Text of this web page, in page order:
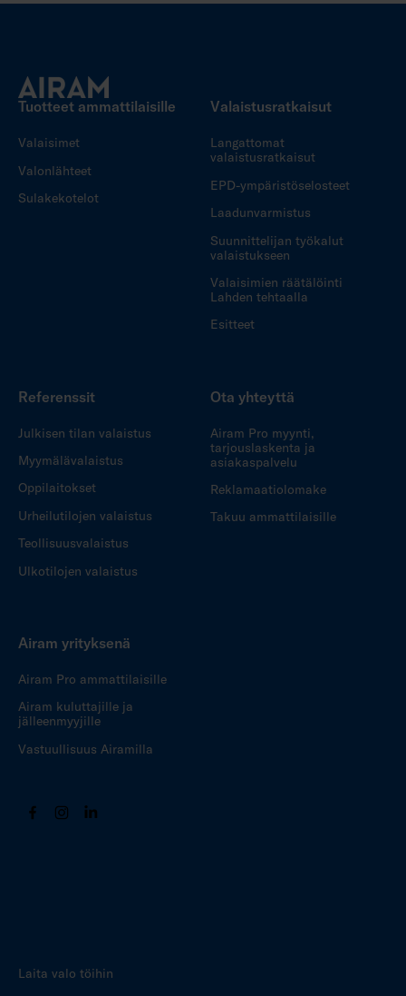
Tuotteet ammattilaisille
Valaisimet
Valonlähteet
Sulakekotelot
Valaistusratkaisut
Langattomat
valaistusratkaisut
EPD-ympäristöselosteet
Laadunvarmistus
Suunnittelijan työkalut
valaistukseen
Valaisimien räätälöinti
Lahden tehtaalla
Esitteet
Referenssit
Julkisen tilan valaistus
Myymälävalaistus
Oppilaitokset
Urheilutilojen valaistus
Teollisuusvalaistus
Ulkotilojen valaistus
Ota yhteyttä
Airam Pro myynti,
tarjouslaskenta ja
asiakaspalvelu
Reklamaatiolomake
Takuu ammattilaisille
Airam yrityksenä
Airam Pro ammattilaisille
Airam kuluttajille ja
jälleenmyyjille
Vastuullisuus Airamilla
Laita valo töihin